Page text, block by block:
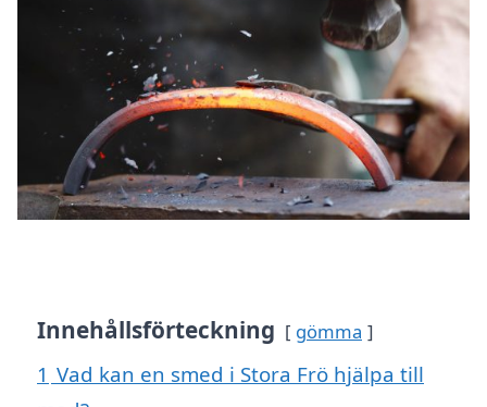
Innehållsförteckning gömma
1 Vad kan en smed i Stora Frö hjälpa till